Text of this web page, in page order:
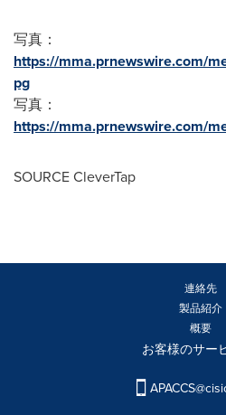
写真：
https://mma.prnewswire.com/
pg
写真：
https://mma.prnewswire.com/
SOURCE CleverTap
連絡先
製品紹介
概要
お客様のサー